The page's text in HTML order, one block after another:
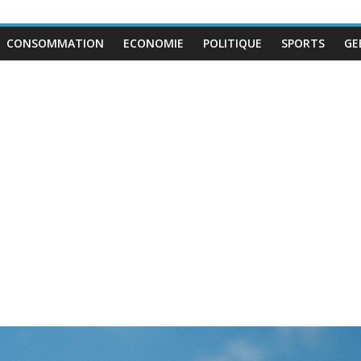
CONSOMMATION ECONOMIE POLITIQUE SPORTS